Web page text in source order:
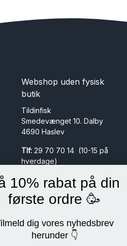
Webshop uden fysisk
butik
Tildinfisk
Smedevænget 10. Dalby
4690 Haslev
Tlf: 29 70 70 14 (10-15 på
hverdage)
CVR:
30611659 HS Invest
ApS
10% rabat på din
første ordre 🥳
dig vores nyhedsbrev
herunder 👇